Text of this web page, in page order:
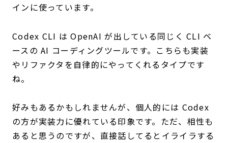
インに使っています。
Codex CLI は OpenAI が出している同じく CLI ベ
ースの AI コーディングツールです。こちらも実装
やリファクタを自律的にやってくれるタイプです
ね。
好みもあるかもしれませんが、個人的には Codex
の方が実装力に優れている印象です。ただ、相性も
あると思うのですが、直接話してるとイライラする